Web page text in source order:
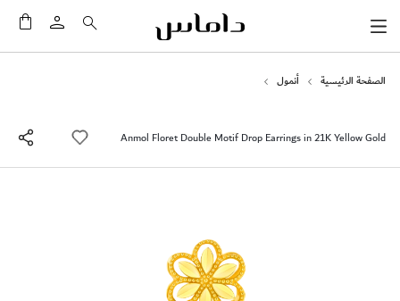
الصفحة الرئيسية أنمول
Anmol Floret Double Motif Drop Earrings in 21K Yellow Gold
انتقل